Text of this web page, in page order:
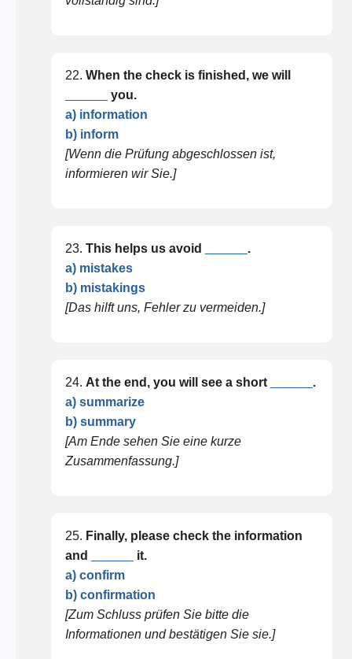
22. When the check is finished, we will
you.
a) information
b) inform
[Wenn die Prüfung abgeschlossen ist,
informieren wir Sie.]
23. This helps us avoid
.
a) mistakes
b) mistakings
[Das hilft uns, Fehler zu vermeiden.]
24. At the end, you will see a short
.
a) summarize
b) summary
[Am Ende sehen Sie eine kurze
Zusammenfassung.]
25. Finally, please check the information
and
it.
a) confirm
b) confirmation
[Zum Schluss prüfen Sie bitte die
Informationen und bestätigen Sie sie.]